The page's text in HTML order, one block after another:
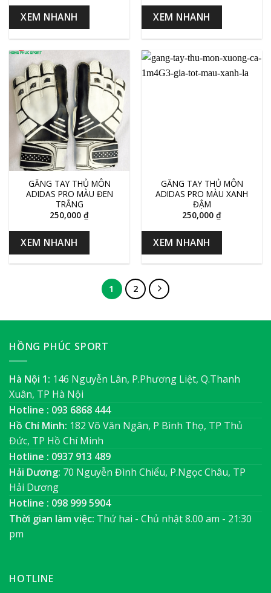
XEM NHANH XEM NHANH
GĂNG TAY THỦ MÔN
ADIDAS PRO MÀU ĐEN
TRẮNG
250,000 ₫
XEM NHANH
GĂNG TAY THỦ MÔN
ADIDAS PRO MÀU XANH
ĐẬM
250,000 ₫
XEM NHANH
1 2
HỒNG PHÚC SPORT
Hà Nội 1: 146 Nguyễn Lân, P.Phương Liệt, Q.Thanh
Xuân, TP Hà Nội
Hotline : 093 6868 444
Hồ Chí Minh: 182 Võ Văn Ngân, P Bình Thọ, TP Thủ
Đức, TP Hồ Chí Minh
Hotline : 0937 913 489
Hải Dương: 70 Nguyễn Đình Chiểu, P.Ngọc Châu, TP
Hải Dương
Hotline : 098 999 5904
Thời gian làm việc: Thứ hai - Chủ nhật 8.00 am - 21:30
pm
HOTLINE